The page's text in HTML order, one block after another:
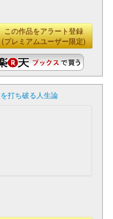
この作品をアラート登録
(プレミアムユーザー限定)
打ち破る人生論